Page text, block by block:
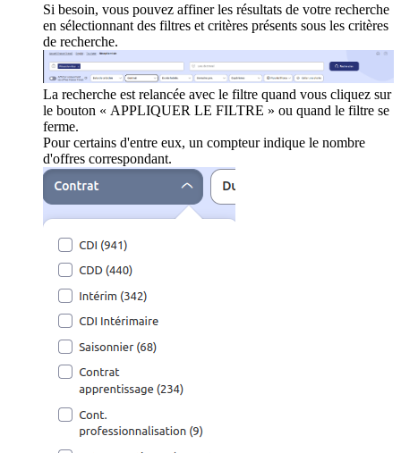
Si besoin, vous pouvez affiner les résultats de votre recherche
en sélectionnant des filtres et critères présents sous les critères
de recherche.
La recherche est relancée avec le filtre quand vous cliquez sur
le bouton « APPLIQUER LE FILTRE » ou quand le filtre se
ferme.
Pour certains d'entre eux, un compteur indique le nombre
d'offres correspondant.